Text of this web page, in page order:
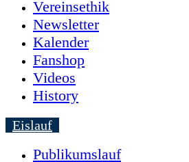
Vereinsethik
Newsletter
Kalender
Fanshop
Videos
History
Eislauf
Publikumslauf